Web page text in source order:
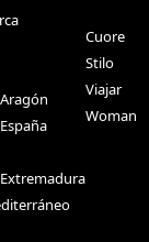
Cuore
Stilo
Viajar
Woman